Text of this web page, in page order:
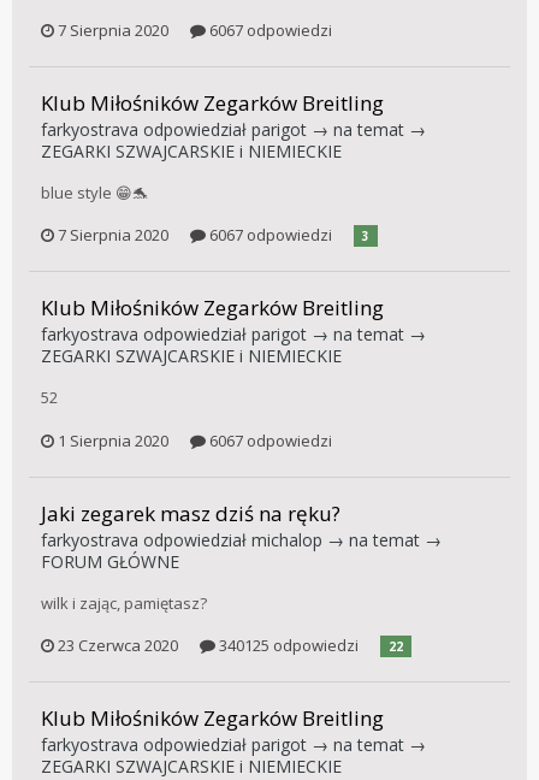
7 Sierpnia 2020
6067 odpowiedzi
Klub Miłośników Zegarków Breitling
farkyostrava odpowiedział parigot → na temat →
ZEGARKI SZWAJCARSKIE i NIEMIECKIE
blue style 😁🐬
7 Sierpnia 2020
6067 odpowiedzi 3
Klub Miłośników Zegarków Breitling
farkyostrava odpowiedział parigot → na temat →
ZEGARKI SZWAJCARSKIE i NIEMIECKIE
52
1 Sierpnia 2020
6067 odpowiedzi
Jaki zegarek masz dziś na ręku?
farkyostrava odpowiedział michalop → na temat →
FORUM GŁÓWNE
wilk i zając, pamiętasz?
23 Czerwca 2020
340125 odpowiedzi 22
Klub Miłośników Zegarków Breitling
farkyostrava odpowiedział parigot → na temat →
ZEGARKI SZWAJCARSKIE i NIEMIECKIE